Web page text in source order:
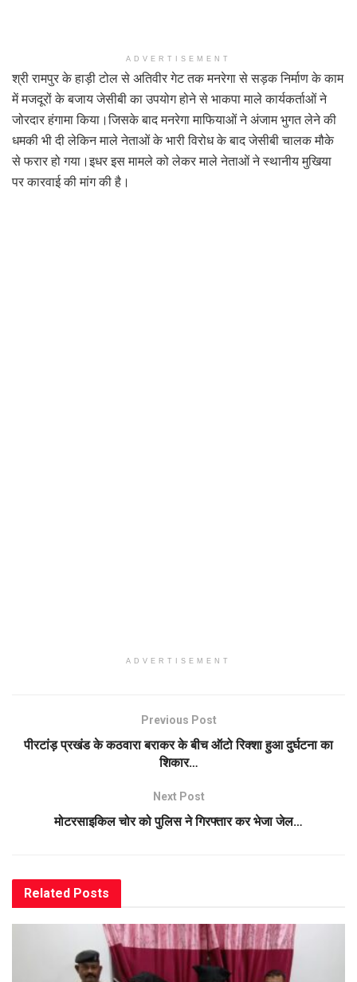
ADVERTISEMENT
श्री रामपुर के हाड़ी टोल से अतिवीर गेट तक मनरेगा से सड़क निर्माण के काम
में मजदूरों के बजाय जेसीबी का उपयोग होने से भाकपा माले कार्यकर्ताओं ने
जोरदार हंगामा किया।जिसके बाद मनरेगा माफियाओं ने अंजाम भुगत लेने की
धमकी भी दी लेकिन माले नेताओं के भारी विरोध के बाद जेसीबी चालक मौके
से फरार हो गया।इधर इस मामले को लेकर माले नेताओं ने स्थानीय मुखिया
पर कारवाई की मांग की है।
ADVERTISEMENT
Previous Post
पीरटांड़ प्रखंड के कठवारा बराकर के बीच ऑटो रिक्शा हुआ दुर्घटना का
शिकार…
Next Post
मोटरसाइकिल चोर को पुलिस ने गिरफ्तार कर भेजा जेल…
Related Posts